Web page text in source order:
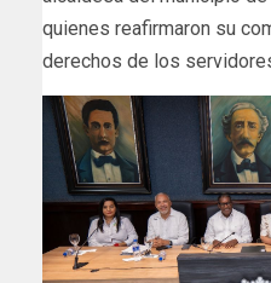
quienes reafirmaron su
derechos de los